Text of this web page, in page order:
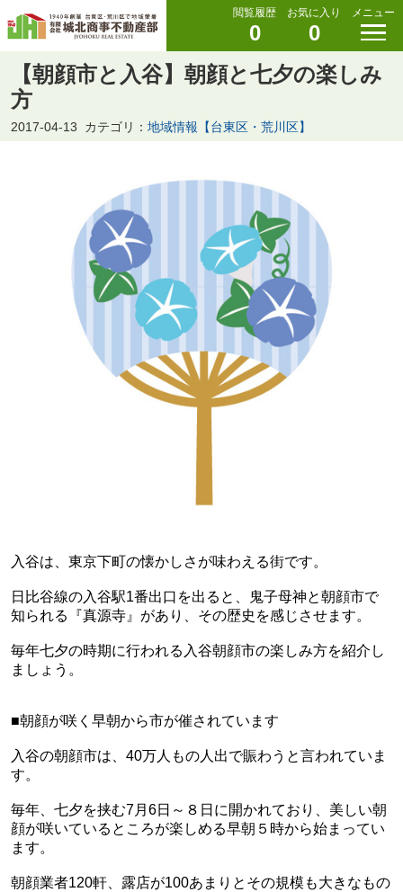
閲覧履歴
0
お気に入り
0
メニュー
【朝顔市と入谷】朝顔と七夕の楽しみ
方
2017-04-13 カテゴリ： 地域情報【台東区・荒川区】
入谷は、東京下町の懐かしさが味わえる街です。
日比谷線の入谷駅1番出口を出ると、鬼子母神と朝顔市で
知られる『真源寺』があり、その歴史を感じさせます。
毎年七夕の時期に行われる入谷朝顔市の楽しみ方を紹介し
ましょう。
■朝顔が咲く早朝から市が催されています
入谷の朝顔市は、40万人もの人出で賑わうと言われていま
す。
毎年、七夕を挟む7月6日～８日に開かれており、美しい朝
顔が咲いているところが楽しめる早朝５時から始まってい
ます。
朝顔業者120軒、露店が100あまりとその規模も大きなもの